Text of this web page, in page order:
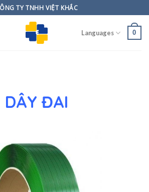
TY TNHH VIỆT KHẮC
Languages 0
DÂY ĐAI